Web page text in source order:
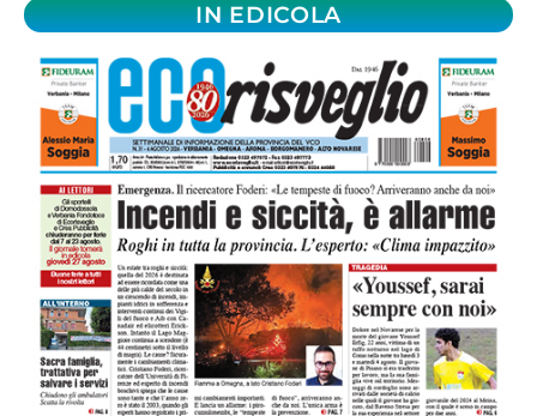
IN EDICOLA